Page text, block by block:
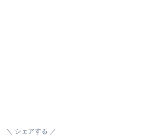
シェアする